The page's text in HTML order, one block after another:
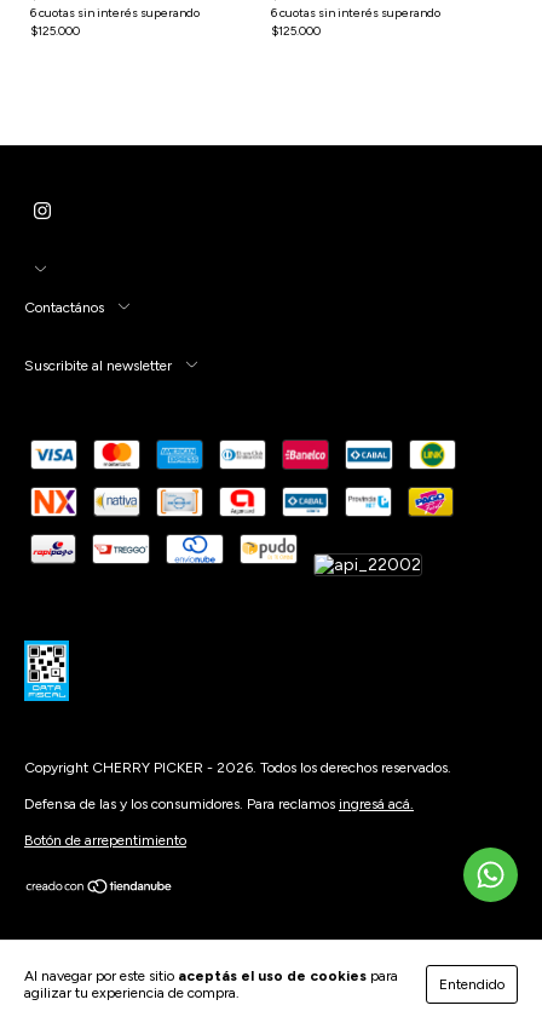
Al navegar por este sitio aceptás el uso de cookies para
agilizar tu experiencia de compra.
Entendido
Contactános
Suscribite al newsletter
Copyright CHERRY PICKER - 2026. Todos los derechos reservados.
Defensa de las y los consumidores. Para reclamos ingresá acá.
Botón de arrepentimiento